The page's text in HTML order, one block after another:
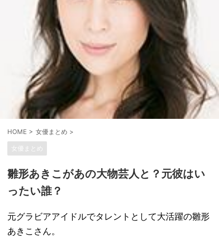
HOME > 女優まとめ >
女優まとめ
雛形あきこがあの大物芸人と？元彼はい
ったい誰？
元グラビアアイドルでタレントとして大活躍の雛形
あきこさん。